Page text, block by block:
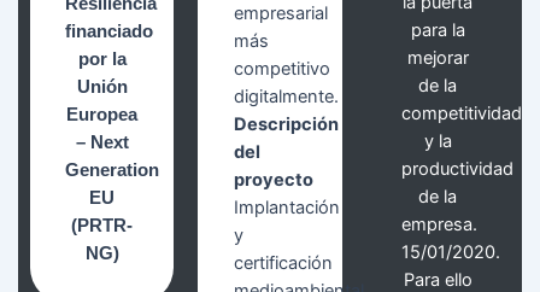
financiado
por la
Unión
Europea
– Next
Generation
EU
(PRTR-
NG)
empresarial
más
competitivo
digitalmente.
Descripción
del
proyecto
Implantación
y
certificación
para la
mejorar
de la
competitividad
y la
productividad
de la
empresa.
15/01/2020.
Para ello